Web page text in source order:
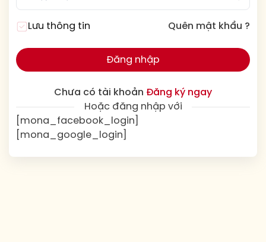
Lưu thông tin Quên mật khẩu ?
Đăng nhập
Chưa có tài khoản Đăng ký ngay
Hoặc đăng nhập với
[mona_facebook_login]
[mona_google_login]